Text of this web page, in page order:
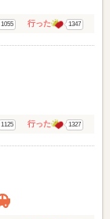
1055 行った 1347
1125 行った 1327